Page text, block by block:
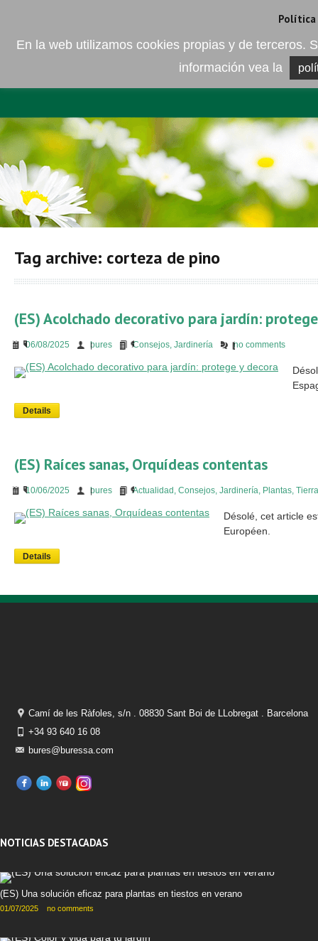
EMPRESA ELEMENTO DEL
Tag archive: corteza de pino
(ES) Acolchado decorativo para jardín:
06/08/2025 bures Consejos, Jardinería no comments
Details
(ES) Raíces sanas, Orquídeas contentas
10/06/2025 bures Actualidad , Consejos, Jardinería, Plantas,
Désolé, cet article
Européen.
Details
Camí de les Ràfoles, s/n . 08830 Sant Boi de LLobregat . Barcelona
+34 93 640 16 08
bures@buressa.com
NOTICIAS DESTACADAS
(ES) Una solución eficaz para plantas en tiestos en verano
01/07/2025 no comments
Política
En la web utilizamos cookies propias y de terceros.
información vea la